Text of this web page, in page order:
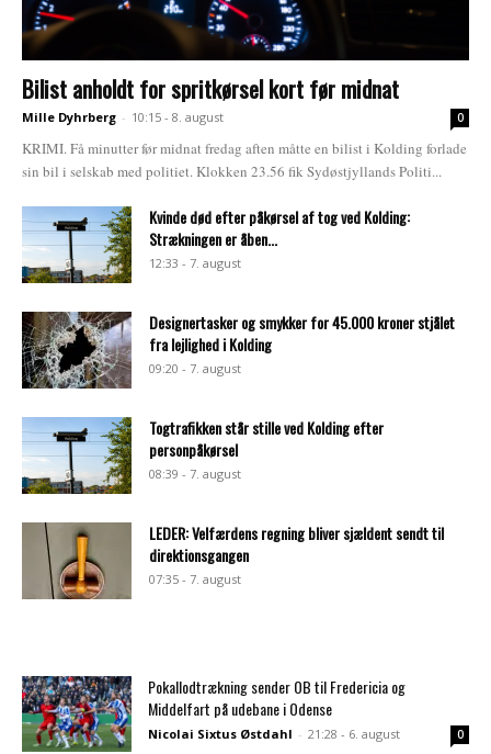
Bilist anholdt for spritkørsel kort før midnat
Mille Dyhrberg - 10:15 - 8. august 0
KRIMI. Få minutter før midnat fredag aften måtte en bilist i Kolding forlade
sin bil i selskab med politiet. Klokken 23.56 fik Sydøstjyllands Politi...
Kvinde død efter påkørsel af tog ved Kolding:
Strækningen er åben...
12:33 - 7. august
Designertasker og smykker for 45.000 kroner stjålet
fra lejlighed i Kolding
09:20 - 7. august
Togtrafikken står stille ved Kolding efter
personpåkørsel
08:39 - 7. august
LEDER: Velfærdens regning bliver sjældent sendt til
direktionsgangen
07:35 - 7. august
Pokallodtrækning sender OB til Fredericia og
Middelfart på udebane i Odense
Nicolai Sixtus Østdahl - 21:28 - 6. august 0